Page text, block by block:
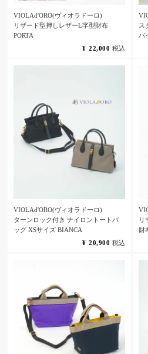
VIOLAd'ORO(ヴィオラドーロ)
リザード型押しレザーL字型財布
PORTA
¥ 22,000 税込
ス
バ
VIOLAd'ORO(ヴィオラドーロ)
ターンロック付き ナイロントートバ
ッグ XSサイズ BIANCA
¥ 20,900 税込
リ
財